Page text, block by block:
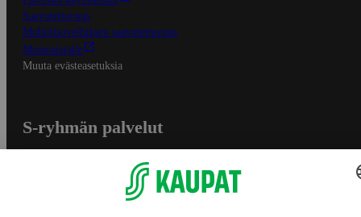
Saavutettavuus
Mobiilisovelluksen saavutettavuus
Mainostajalle
Muuta evästeasetuksia
S-ryhmän palvelut